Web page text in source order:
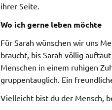
ihrer Seite.
Wo ich gerne leben möchte
Für Sarah wünschen wir uns
braucht, bis Sarah völlig
Menschen in einem ruhigen
gruppentauglich. Ein
Vielleicht bist du der Mensch,